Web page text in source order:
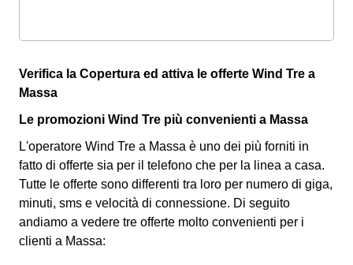
Verifica la Copertura ed attiva le offerte Wind Tre a
Massa
Le promozioni Wind Tre più convenienti a Massa
L'operatore Wind Tre a Massa è uno dei più forniti in
fatto di offerte sia per il telefono che per la linea a casa.
Tutte le offerte sono differenti tra loro per numero di giga,
minuti, sms e velocità di connessione. Di seguito
andiamo a vedere tre offerte molto convenienti per i
clienti a Massa: